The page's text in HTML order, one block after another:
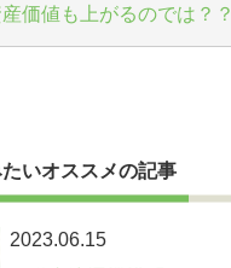
価値も上がるのでは？？
いオススメの記事
2023.06.15